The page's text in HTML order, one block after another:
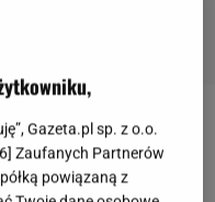
swój pierwszy
w sieci
Gazeta.pl sp. z o.o.
] Zaufanych Partnerów
powiązaną z